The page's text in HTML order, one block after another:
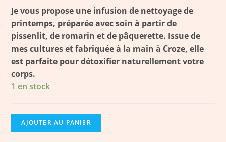
Je vous propose une infusion de nettoyage de
printemps, préparée avec soin à partir de
pissenlit, de romarin et de pâquerette. Issue de
mes cultures et fabriquée à la main à Croze, elle
est parfaite pour détoxifier naturellement votre
corps.
1 en stock
AJOUTER AU PANIER